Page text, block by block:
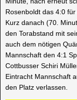
Rosenboldt das 4:0
Kurz danach (70.
den Torabstand mit
auch dem nötigen
Mannschaft den 4:1
Cottbusser Schiri
Eintracht Mannschaft
den Platz verlassen.